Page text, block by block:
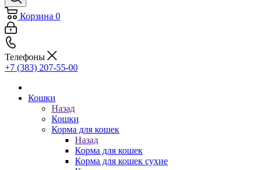
Корзина 0
Телефоны
+7 (383) 207-55-00
Кошки
Назад
Кошки
Корма для кошек
Назад
Корма для кошек
Корма для кошек сухие